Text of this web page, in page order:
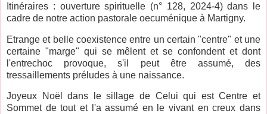
Itinéraires : ouverture spirituelle (n° 128, 2024-4) dans le
cadre de notre action pastorale oecuménique à Martigny.
Etrange et belle coexistence entre un certain "centre" et une
certaine "marge" qui se mêlent et se confondent et dont
l'entrechoc provoque, s'il peut être assumé, des
tressaillements préludes à une naissance.
Joyeux Noël dans le sillage de Celui qui est Centre et
Sommet de tout et l'a assumé en le vivant en creux dans